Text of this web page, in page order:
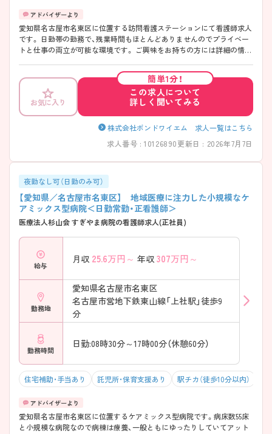
愛知県名古屋市名東区に位置する訪問看護ステーションにて看護師求人
です。 日勤帯の勤務で、残業時間もほとんどありませんのでプライベー
トと仕事の両立が可能な環境です。 ご興味をお持ちの方には詳細の情報
お気に入り
簡単1分！
この求人について
詳しく聞いてみる
株式会社ボンドワイエム 求人一覧はこちら
求人番号 : 10126890更新日 : 2026年7月7日
夜勤なし可（日勤のみ可）
【愛知県／名古屋市名東区】 地域医療に注力した小規模なケ
アミックス型病院＜日勤常勤・正看護師＞
医療法人杉山会 すぎやま病院の看護師求人(正社員)
給与
月収 25.6万円～ 年収 307万円～
勤務地
愛知県名古屋市名東区
名古屋市営地下鉄東山線「上社駅」徒歩9
分
勤務時間
日勤:08時30分～17時00分（休憩60分）
住宅補助・手当あり 託児所・保育支援あり 駅チカ（徒歩10分以内）
愛知県名古屋市名東区に位置するケアミックス型病院です。病床数55床
と小規模な病院なので病棟は療養、一般ともにゆったりしていてアット